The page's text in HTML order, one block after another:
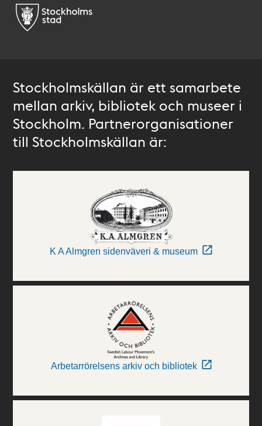
Stockholmskällan är ett samarbete
mellan arkiv, bibliotek och museer i
Stockholm. Partnerorganisationer
till Stockholmskällan är:
K A Almgren sidenväveri & museum
Arbetarrörelsens arkiv och bibliotek